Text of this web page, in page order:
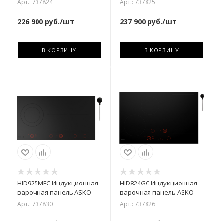
Арт.: 737824
226 900 руб./шт
В КОРЗИНУ
Арт.: 737825
237 900руб./шт
В КОРЗИНУ
HID925MFC Индукционная
варочная панель ASKO
Арт.: 737830
HID824GC Индукционная
варочная панель ASKO
Арт.: 737826